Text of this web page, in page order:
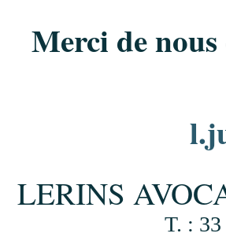
Merci de
LERINS
T. :